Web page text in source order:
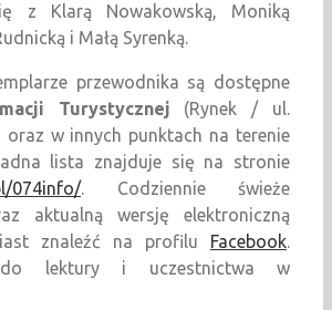
z Klarą Nowakowską, Moniką
i Małą Syrenką.
przewodnika są dostępne
Turystycznej (Rynek / ul.
oraz w innych punktach na terenie
lista znajduje się na stronie
074info/. Codziennie świeże
aktualną wersję elektroniczną
znaleźć na profilu Facebook.
do lektury i uczestnictwa w